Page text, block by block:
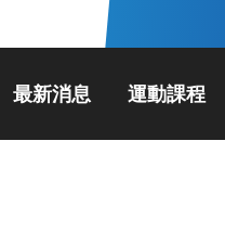
最新消息 運動課程